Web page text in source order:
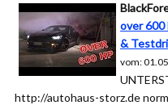
over 600
&
vom:
http://autohaus-storz.de